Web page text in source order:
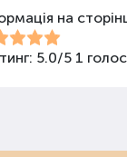
змішаного типу,
не можна
на
5.0/5 1 голос